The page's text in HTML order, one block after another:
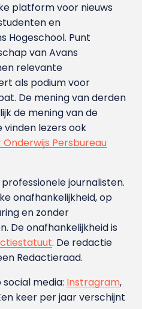
platform voor nieuws
en
Hoge­school. Punt
van Avans
relevante
als podium voor
De mening van derden
de mening van de
lezers ook
Onderwijs Persbureau
journalisten.
onafhankelijkheid, op
en zonder
De onafhankelijkheid is
. De redactie
Redactieraad.
media: Instragram,
keer per jaar verschijnt